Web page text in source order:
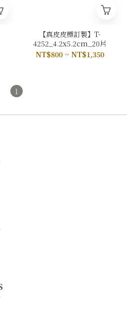
【真皮皮標訂製】T-
4252_4.2x5.2cm_20片
NT$800 ~ NT$1,350
1